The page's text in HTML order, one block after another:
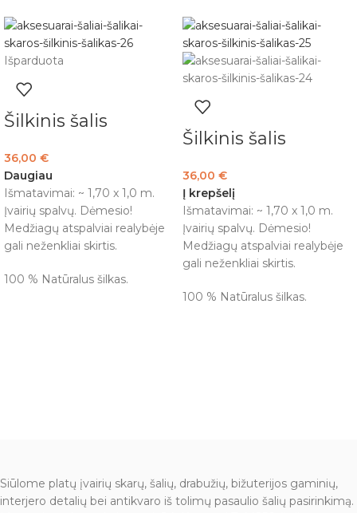
Išparduota
Šilkinis šalis
36,00 €
Daugiau
Išmatavimai: ~ 1,70 x 1,0 m.
Įvairių spalvų. Dėmesio!
Medžiagų atspalviai realybėje
gali neženkliai skirtis.
100 % Natūralus šilkas.
Šilkinis šalis
36,00 €
Į krepšelį
Išmatavimai: ~ 1,70 x 1,0 m.
Įvairių spalvų. Dėmesio!
Medžiagų atspalviai realybėje
gali neženkliai skirtis.
100 % Natūralus šilkas.
Siūlome platų įvairių skarų, šalių, drabužių, bižuterijos gaminių,
interjero detalių bei antikvaro iš tolimų pasaulio šalių pasirinkimą.